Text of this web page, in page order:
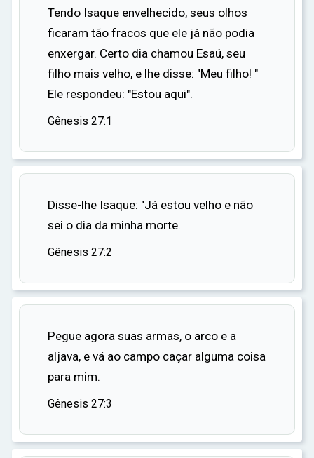
se casar com Raquel.
Depois de vinte anos, Jacó decidiu voltar para
Canaã com suas esposas, filhos e rebanhos. No
caminho, lutou com um anjo que o abençoou e
mudou seu nome para Israel, que significa
"aquele que luta com Deus".
Ao chegar em Canaã, Jacó se reconciliou com
Esaú e viveu o resto de sua vida em paz. Ele se
origem às doze tribos de Israel.
transformação, de um homem astuto e
renomeado. Sua vida é um testemunho de que,
transformar e usar para cumprir Seus
propósitos.
Tendo Isaque envelhecido, seus olhos
ficaram tão fracos que ele já não podia
enxergar. Certo dia chamou Esaú, seu
filho mais velho, e lhe disse: "Meu filho! "
Ele respondeu: "Estou aqui".
Gênesis 27:1
Disse-lhe Isaque: "Já estou velho e não
sei o dia da minha morte.
Gênesis 27:2
Pegue agora suas armas, o arco e a
aljava, e vá ao campo caçar alguma coisa
para mim.
Gênesis 27:3